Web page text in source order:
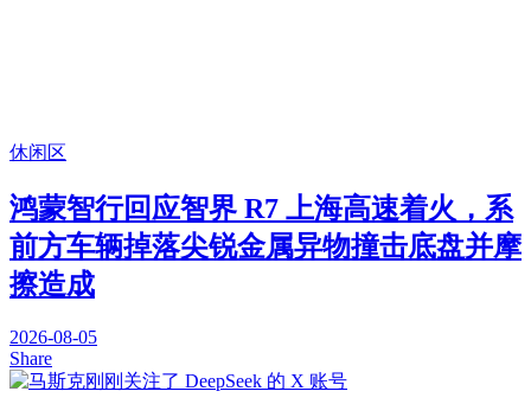
休闲区
鸿蒙智行回应智界 R7 上海高速着火，系
前方车辆掉落尖锐金属异物撞击底盘并摩
擦造成
2026-08-05
Share